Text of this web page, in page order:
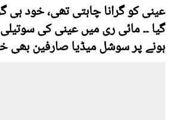
عینی کو گرانا چاہتی تھی، خود ہی
گیا ۔۔ مائی ری میں عینی کی
ہونے پر سوشل میڈیا صارفین